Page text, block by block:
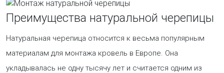
Преимущества натуральной черепицы
Натуральная черепица относится к весьма популярным
материалам для монтажа кровель в Европе. Она
укладывалась не одну тысячу лет и считается одним из